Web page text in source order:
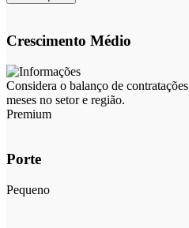
Crescimento Médio
Considera o balanço de
meses no setor e região.
Premium
Porte
Pequeno